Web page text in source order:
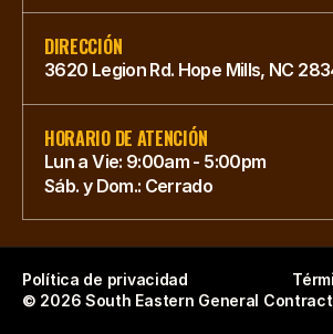
DIRECCIÓN
3620 Legion Rd. Hope Mills, NC
HORARIO DE ATENCIÓN
Lun a Vie: 9:00am - 5:00pm
Sáb. y Dom.: Cerrado
Política de privacidad
© 2026 South Eastern General